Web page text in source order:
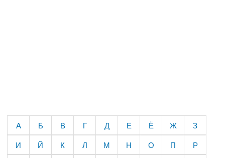
А Б В Г Д Е Ё Ж
З
И
Й К Л М Н О П Р